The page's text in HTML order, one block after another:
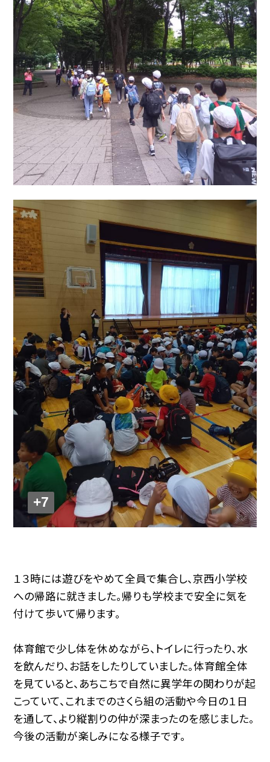
+7
１３時には遊びをやめて全員で集合し、京西小学校
への帰路に就きました。帰りも学校まで安全に気を
付けて歩いて帰ります。
体育館で少し体を休めながら、トイレに行ったり、水
を飲んだり、お話をしたりしていました。体育館全体
を見ていると、あちこちで自然に異学年の関わりが起
こっていて、これまでのさくら組の活動や今日の１日
を通して、より縦割りの仲が深まったのを感じました。
今後の活動が楽しみになる様子です。